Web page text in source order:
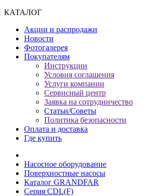
КАТАЛОГ
Акции и распродажи
Новости
Фотогалерея
Покупателям
Инструкции
Условия соглашения
Услуги компании
Сервисный центр
Заявка на сотрудничество
Статьи/Советы
Политика безопасности
Оплата и доставка
Где купить
Насосное оборудование
Поверхностные насосы
Каталог GRANDFAR
Серия CDL(F)